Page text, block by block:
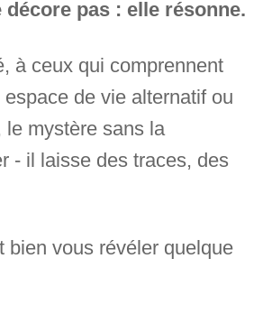
pas : elle résonne.
à ceux qui comprennent
de vie alternatif ou
mystère sans la
- il laisse des traces, des
bien vous révéler quelque